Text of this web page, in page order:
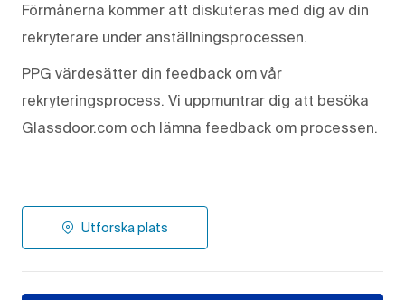
Förmånerna kommer att diskuteras med dig av din
rekryterare under anställningsprocessen.
PPG värdesätter din feedback om vår
rekryteringsprocess. Vi uppmuntrar dig att besöka
Glassdoor.com och lämna feedback om processen.
Utforska plats